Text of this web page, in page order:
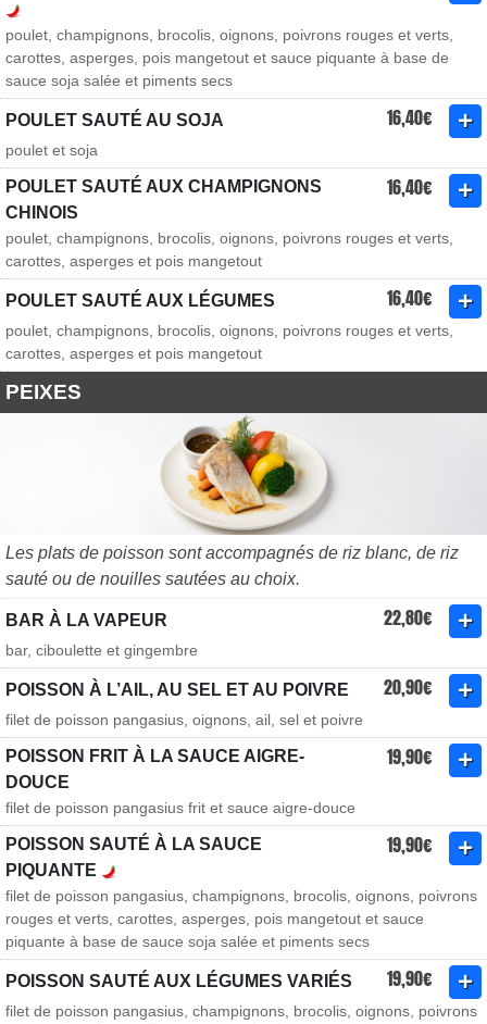
poulet, champignons, brocolis, oignons, poivrons rouges et verts,
carottes, asperges, pois mangetout et sauce piquante à base de
sauce soja salée et piments secs
POULET SAUTÉ AU SOJA 16,40€
poulet et soja
POULET SAUTÉ AUX CHAMPIGNONS
CHINOIS
16,40€
poulet, champignons, brocolis, oignons, poivrons rouges et verts,
carottes, asperges et pois mangetout
POULET SAUTÉ AUX LÉGUMES 16,40€
poulet, champignons, brocolis, oignons, poivrons rouges et verts,
carottes, asperges et pois mangetout
PEIXES
Les plats de poisson sont accompagnés de riz blanc, de riz
sauté ou de nouilles sautées au choix.
BAR À LA VAPEUR 22,80€
bar, ciboulette et gingembre
POISSON À L’AIL, AU SEL ET AU POIVRE 20,90€
filet de poisson pangasius, oignons, ail, sel et poivre
POISSON FRIT À LA SAUCE AIGRE-
DOUCE
19,90€
filet de poisson pangasius frit et sauce aigre-douce
POISSON SAUTÉ À LA SAUCE
PIQUANTE
19,90€
filet de poisson pangasius, champignons, brocolis, oignons, poivrons
rouges et verts, carottes, asperges, pois mangetout et sauce
piquante à base de sauce soja salée et piments secs
POISSON SAUTÉ AUX LÉGUMES VARIÉS 19,90€
filet de poisson pangasius, champignons, brocolis, oignons, poivrons